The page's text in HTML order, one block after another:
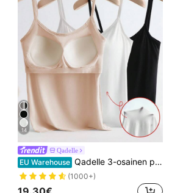
14
Qadelle
EU Warehouse Qadelle 3-osainen peittävä, integroitu ja pehmustettu toppi, mukava ja hengittävä
(1000+)